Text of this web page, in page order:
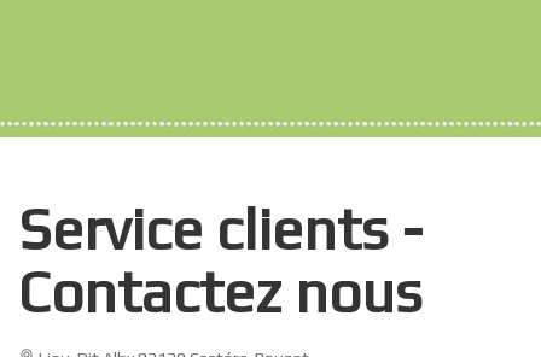
Service clients -
Contactez nous